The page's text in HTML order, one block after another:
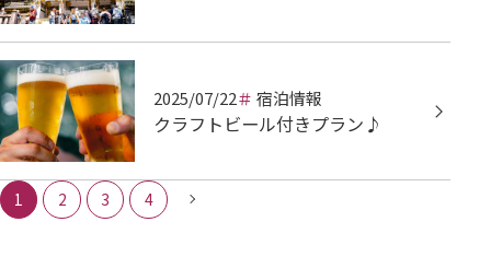
2025/07/22 宿泊情報
クラフトビール付きプラン♪
1 2 3 4